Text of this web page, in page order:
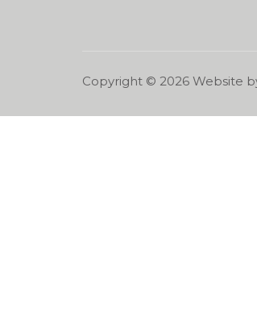
Copyright © 2026 Website